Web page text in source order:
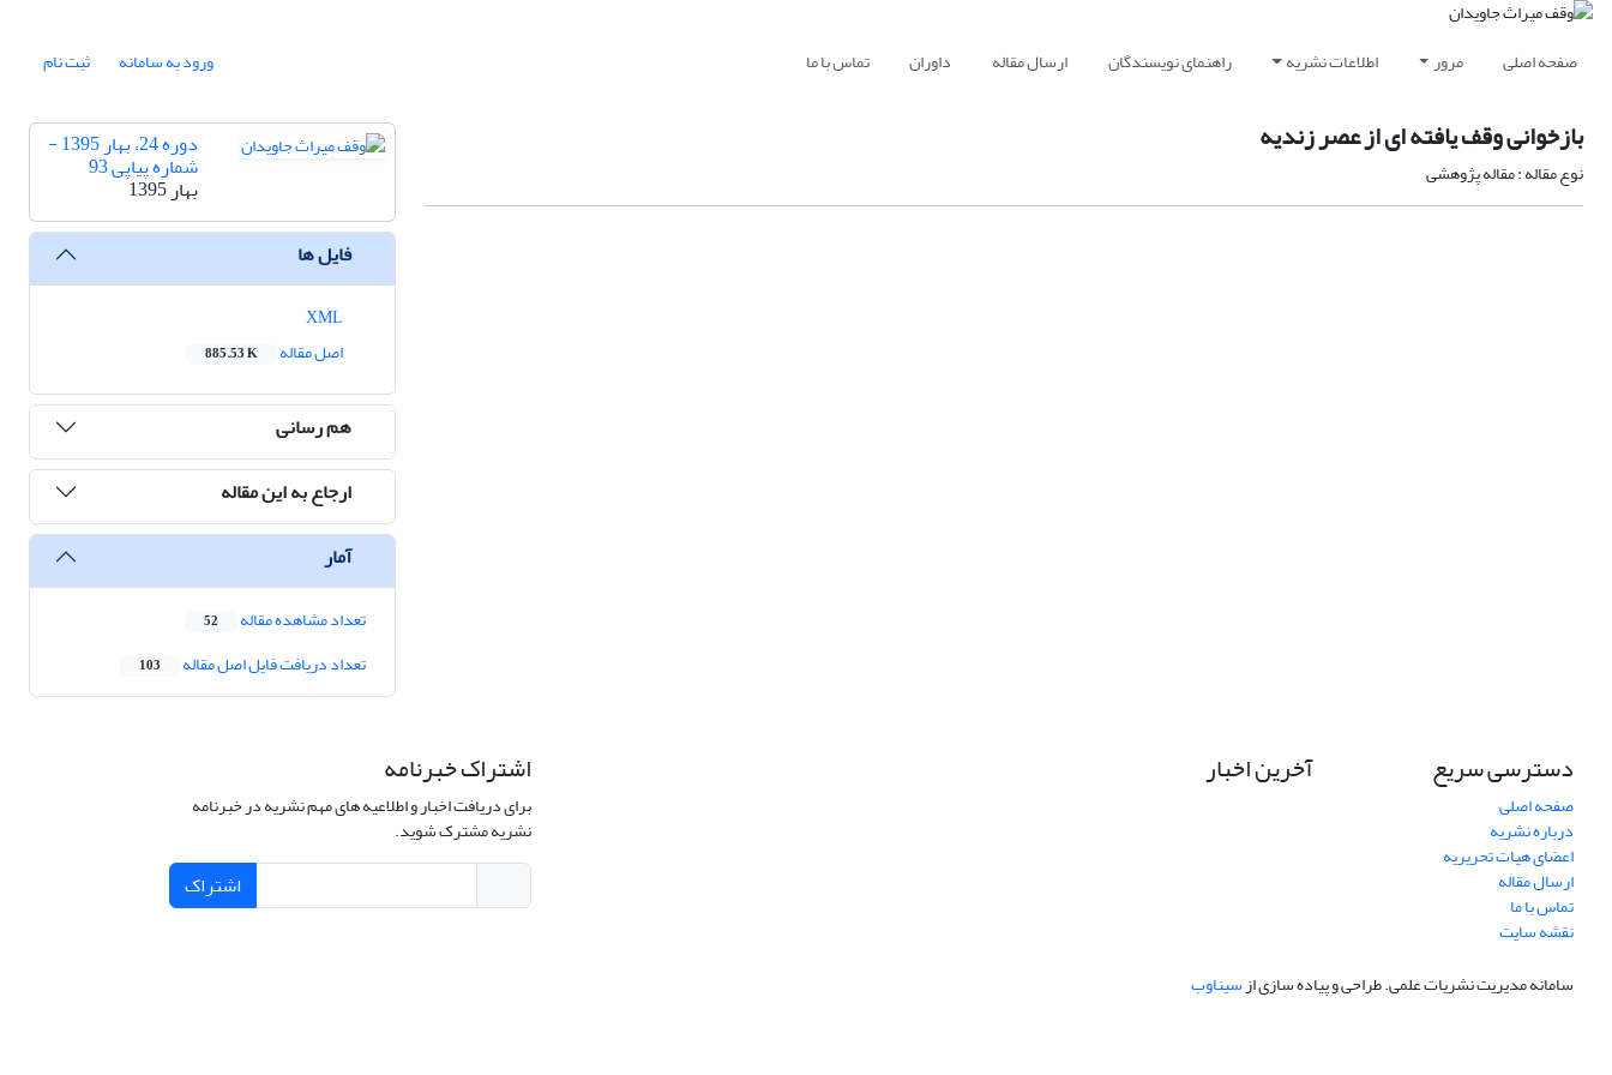
صفحه اصلی مرور اطلاعات نشریه راهنمای نویسندگان ارسال مقاله داوران تماس با ما ورود به سامانه ثبت نام
بازخوانی وقف یافته ای از عصر زندیه
نوع مقاله : مقاله پژوهشی
دوره 24، بهار 1395 -
شماره پیاپی 93
بهار 1395
فایل ها
اصل مقاله
885.53 K
هم رسانی
ارجاع به این مقاله
آمار
تعداد مشاهده مقاله 52
تعداد دریافت فایل اصل مقاله 103
دسترسی سریع
صفحه اصلی
درباره نشریه
اعضای هیات تحریریه
ارسال مقاله
تماس با ما
نقشه سایت
آخرین اخبار اشتراک خبرنامه
برای دریافت اخبار و اطلاعیه های مهم نشریه در خبرنامه
نشریه مشترک شوید.
اشتراک
سامانه مدیریت نشریات علمی.طراحی و پیاده سازی ازسیناوب